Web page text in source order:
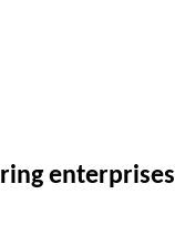
enterprises